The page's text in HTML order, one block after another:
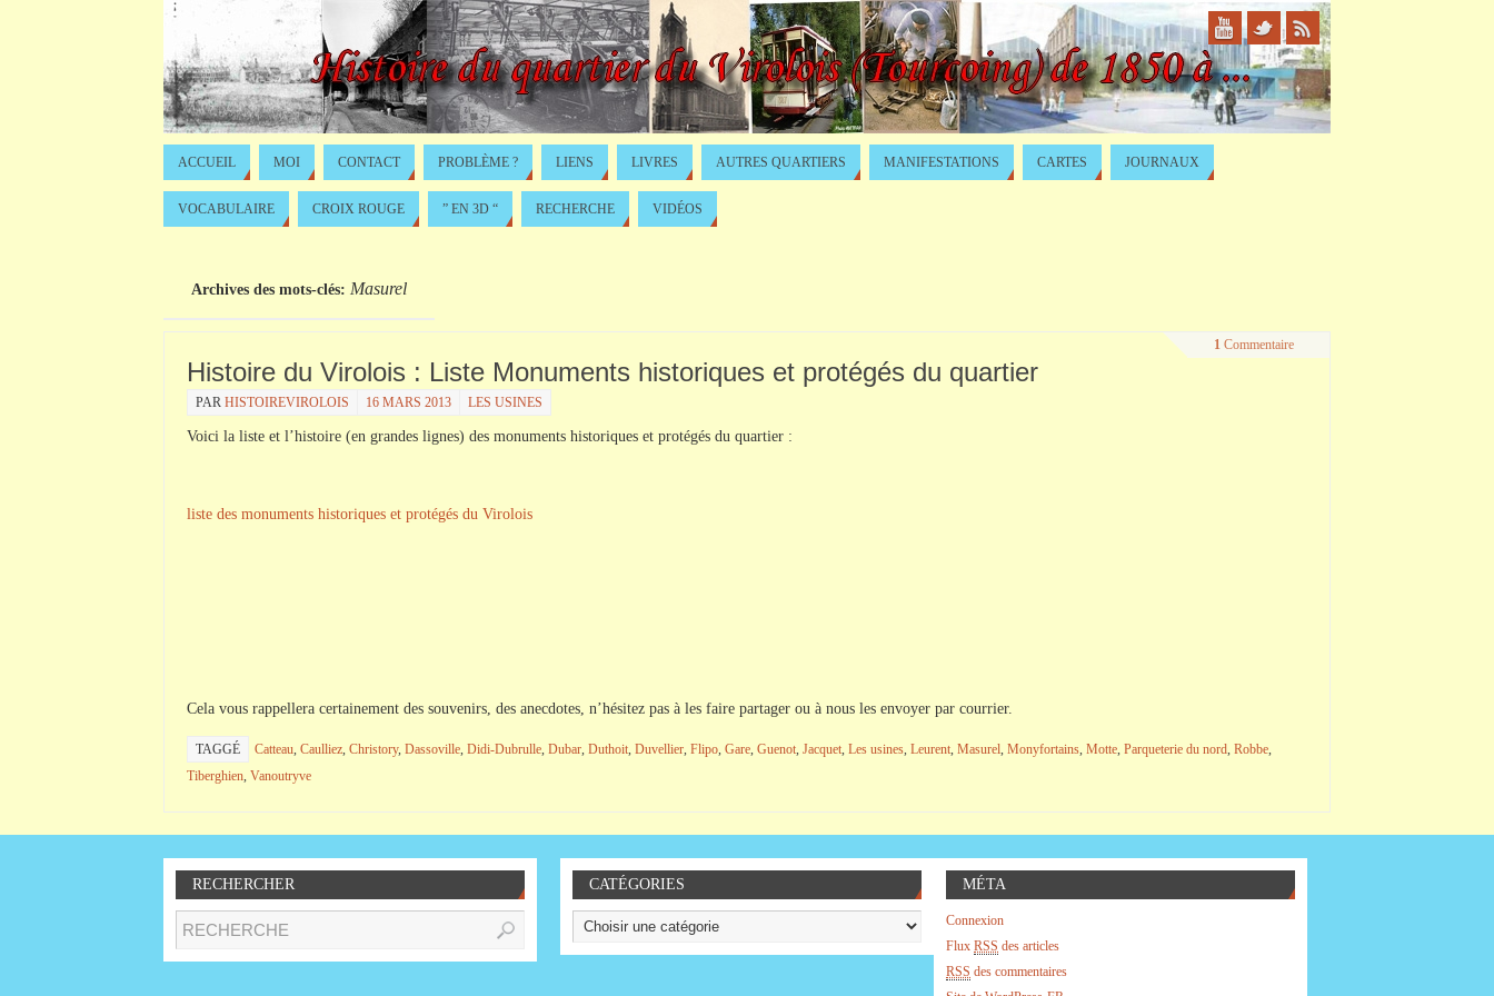
ACCUEIL MOI CONTACT PROBLÈME ? LIENS LIVRES AUTRES QUARTIERS MANIFESTATIONS CARTES JOURNAUX
VOCABULAIRE CROIX ROUGE ” EN 3D “ RECHERCHE VIDÉOS
Archives des mots-clés: Masurel
1 Commentaire
Histoire du Virolois : Liste Monuments historiques et protégés du quartier
PAR HISTOIREVIROLOIS 16 MARS 2013 LES USINES
Voici la liste et l’histoire (en grandes lignes) des monuments historiques et protégés du quartier :
liste des monuments historiques et protégés du Virolois
Cela vous rappellera certainement des souvenirs, des anecdotes, n’hésitez pas à les faire partager ou à nous les envoyer par courrier.
TAGGÉ Catteau, Caulliez, Christory, Dassoville, Didi-Dubrulle, Dubar, Duthoit, Duvellier, Flipo, Gare, Guenot, Jacquet, Les usines, Leurent, Masurel, Monyfortains, Motte, Parqueterie du nord, Robbe,
Tiberghien, Vanoutryve
RECHERCHER CATÉGORIES MÉTA
Connexion
Flux RSS des articles
RSS des commentaires